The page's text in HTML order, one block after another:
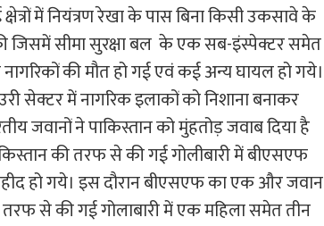
में नियंत्रण रेखा के पास बिना किसी उकसावे के
जिसमें सीमा सुरक्षा बल के एक सब-इंस्पेक्टर समेत
की मौत हो गई एवं कई अन्य घायल हो गये।
सेक्टर में नागरिक इलाकों को निशाना बनाकर
जवानों ने पाकिस्तान को मुंहतोड़ जवाब दिया है
की तरफ से की गई गोलीबारी में बीएसएफ
हो गये। इस दौरान बीएसएफ का एक और जवान
तरफ से की गई गोलाबारी में एक महिला समेत तीन